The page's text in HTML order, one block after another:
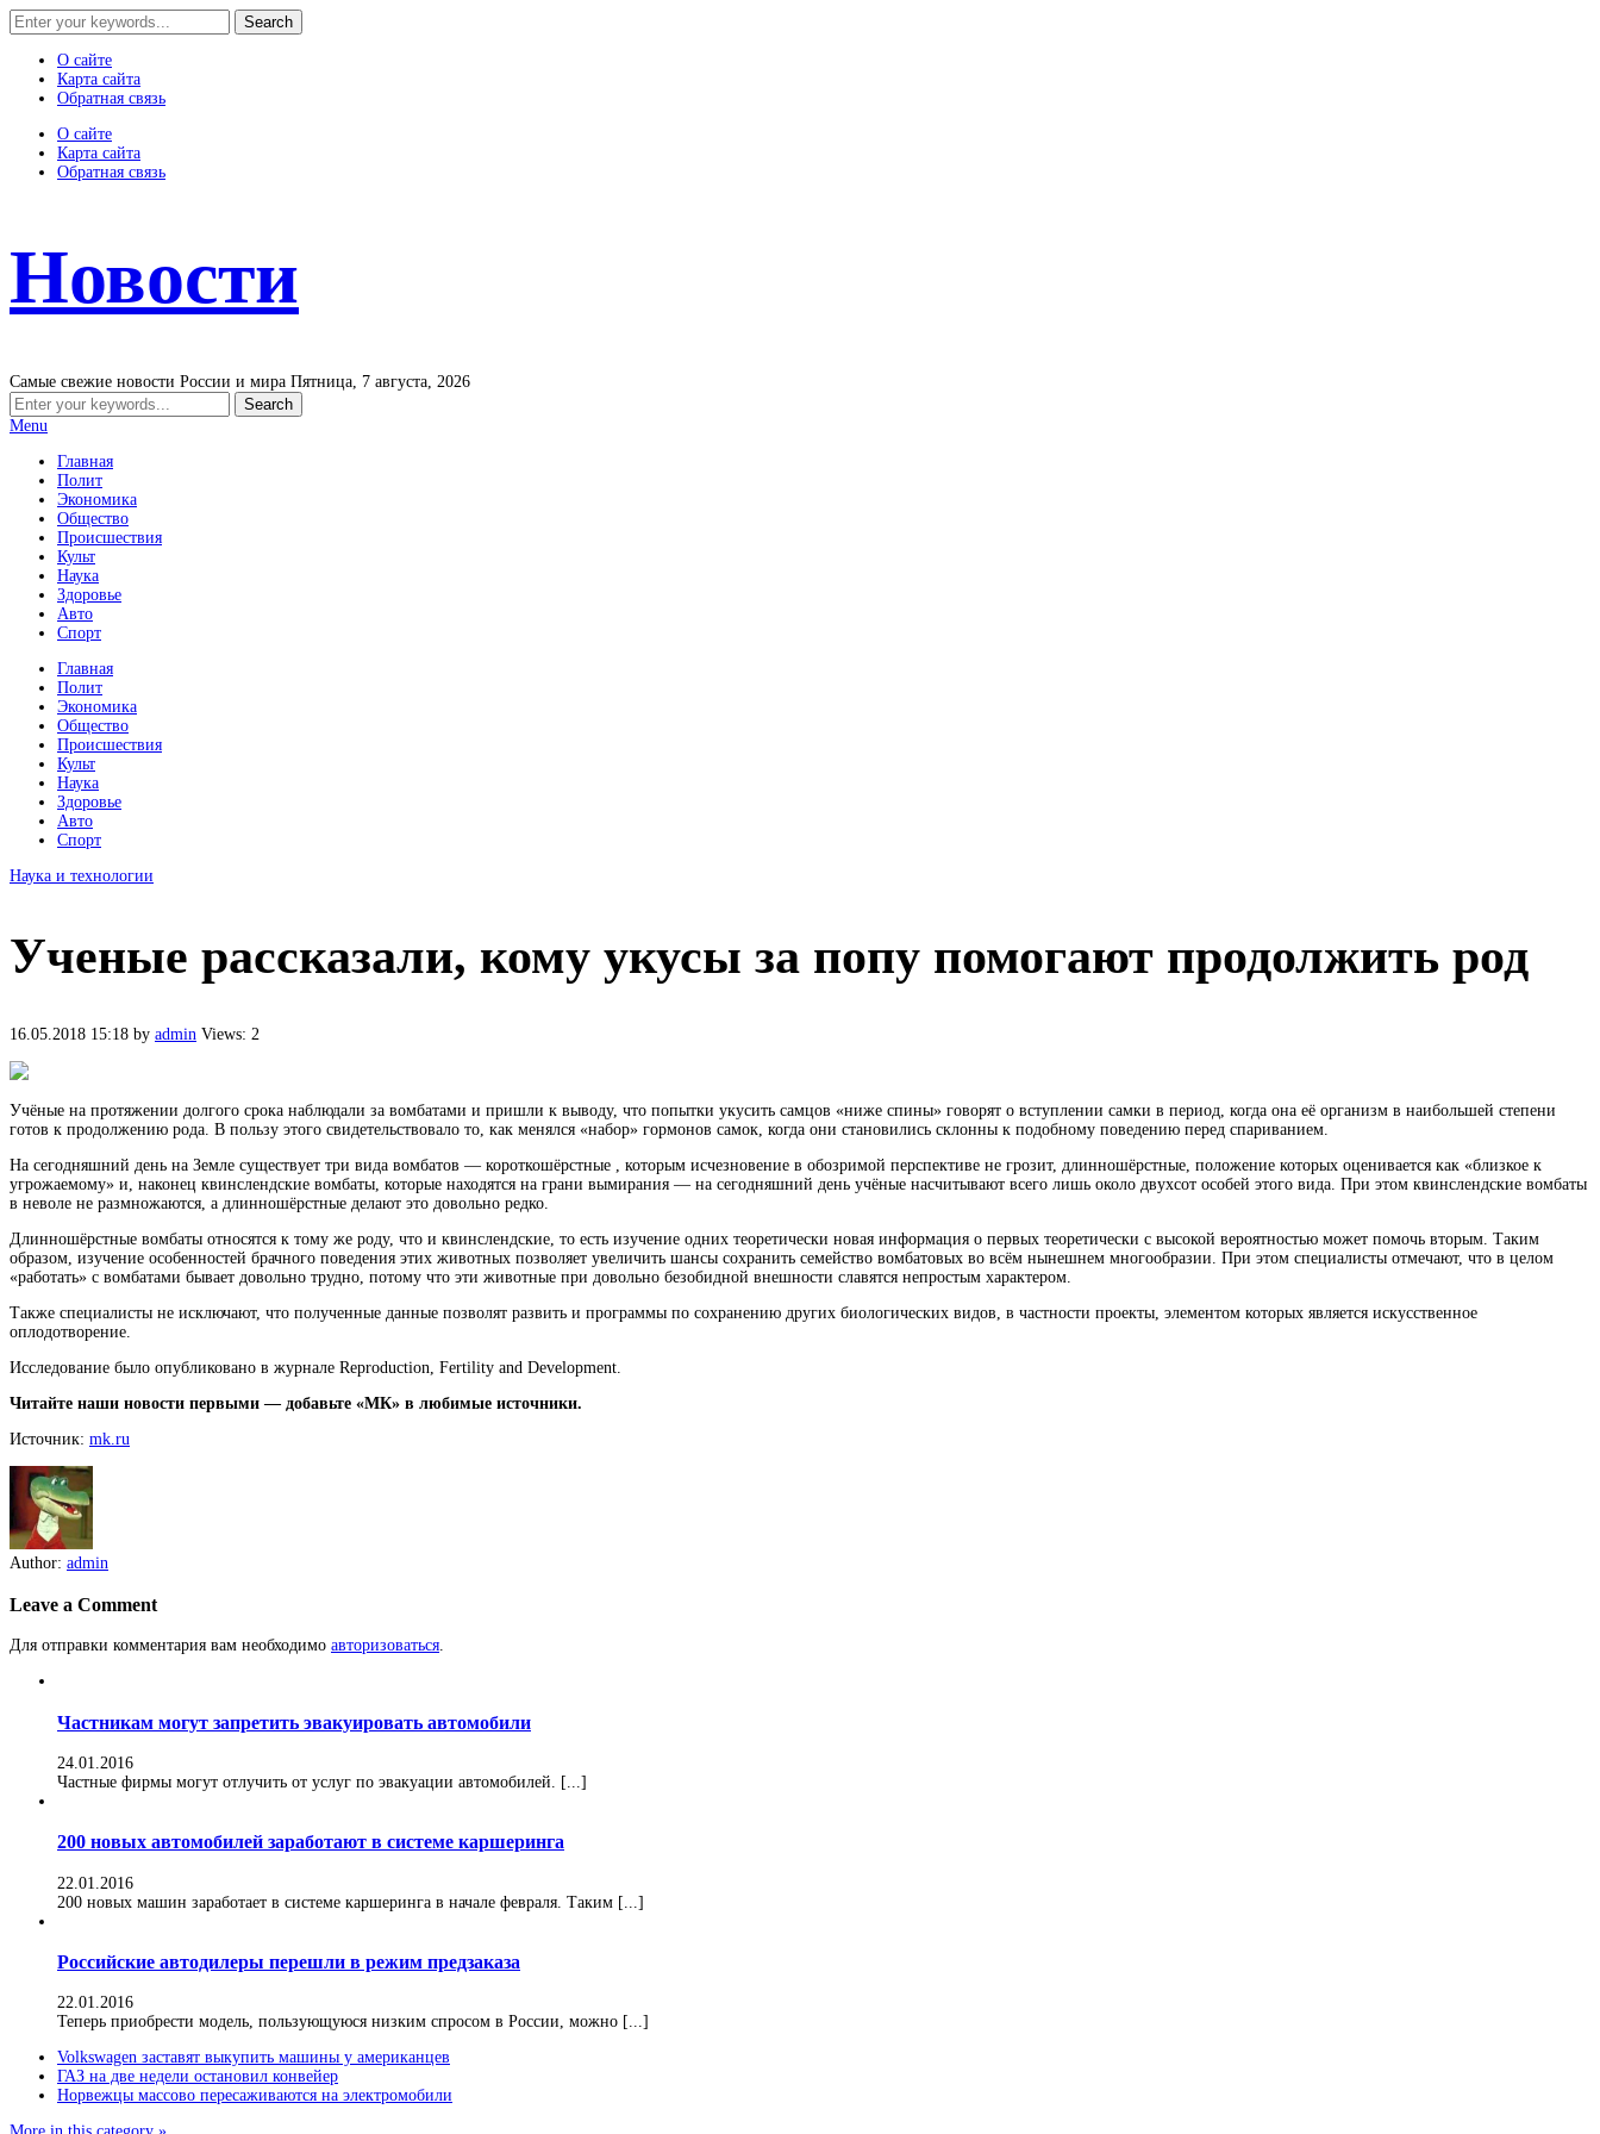
О сайте
Карта сайта
Обратная связь
О сайте
Карта сайта
Обратная связь
Новости
Самые свежие новости России и мира Пятница, 7 августа, 2026
Menu
Главная
Полит
Экономика
Общество
Происшествия
Культ
Наука
Здоровье
Авто
Спорт
Главная
Полит
Экономика
Общество
Происшествия
Культ
Наука
Здоровье
Авто
Спорт
Наука и технологии
Ученые рассказали, кому укусы за попу помогают продолжить род
16.05.2018 15:18 by admin Views: 2
Учёные на протяжении долгого срока наблюдали за вомбатами и пришли к выводу, что попытки укусить самцов «ниже спины» говорят о вступлении самки в период, когда она её организм в наибольшей степени
готов к продолжению рода. В пользу этого свидетельствовало то, как менялся «набор» гормонов самок, когда они становились склонны к подобному поведению перед спариванием.
На сегодняшний день на Земле существует три вида вомбатов — короткошёрстные , которым исчезновение в обозримой перспективе не грозит, длинношёрстные, положение которых оценивается как «близкое к
угрожаемому» и, наконец квинслендские вомбаты, которые находятся на грани вымирания — на сегодняшний день учёные насчитывают всего лишь около двухсот особей этого вида. При этом квинслендские вомбаты
в неволе не размножаются, а длинношёрстные делают это довольно редко.
Длинношёрстные вомбаты относятся к тому же роду, что и квинслендские, то есть изучение одних теоретически новая информация о первых теоретически с высокой вероятностью может помочь вторым. Таким
образом, изучение особенностей брачного поведения этих животных позволяет увеличить шансы сохранить семейство вомбатовых во всём нынешнем многообразии. При этом специалисты отмечают, что в целом
«работать» с вомбатами бывает довольно трудно, потому что эти животные при довольно безобидной внешности славятся непростым характером.
Также специалисты не исключают, что полученные данные позволят развить и программы по сохранению других биологических видов, в частности проекты, элементом которых является искусственное
оплодотворение.
Исследование было опубликовано в журнале Reproduction, Fertility and Development.
Читайте наши новости первыми — добавьте «МК» в любимые источники.
Источник: mk.ru
Author: admin
Leave a Comment
Для отправки комментария вам необходимо авторизоваться.
Частникам могут запретить эвакуировать автомобили
24.01.2016
Частные фирмы могут отлучить от услуг по эвакуации автомобилей. [...]
200 новых автомобилей заработают в системе каршеринга
22.01.2016
200 новых машин заработает в системе каршеринга в начале февраля. Таким [...]
Российские автодилеры перешли в режим предзаказа
22.01.2016
Теперь приобрести модель, пользующуюся низким спросом в России, можно [...]
Volkswagen заставят выкупить машины у американцев
ГАЗ на две недели остановил конвейер
Норвежцы массово пересаживаются на электромобили